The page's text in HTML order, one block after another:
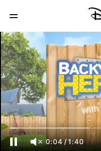
0:04/1:40